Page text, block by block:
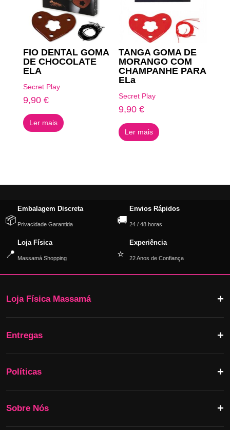
FIO DENTAL GOMA
DE CHOCOLATE
ELA
Secret Play
9,90 €
Ler mais
TANGA GOMA DE
MORANGO COM
CHAMPANHE PARA
ELa
Secret Play
9,90€
Ler mais
📦
Embalagem Discreta
Privacidade Garantida 🚚
Envios Rápidos
24 / 48 horas
📍
Loja Física
Massamá Shopping ⭐
Experiência
22 Anos de Confiança
Loja Física Massamá
Entregas
Políticas
Sobre Nós